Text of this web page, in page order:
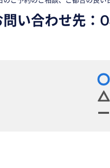
問い合わせ先：